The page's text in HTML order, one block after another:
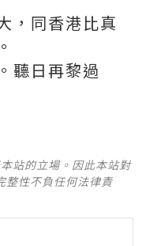
，同香港比真
聽日再黎過
站的立場。因此本站對
整性不負任何法律責